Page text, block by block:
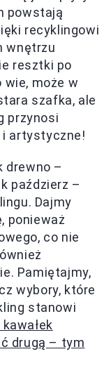
powstają
recyklingowi
wnętrzu
resztki po
może w
szafka, ale
przynosi
i artystyczne!
drewno –
paździerz –
Dajmy
ponieważ
co nie
Pamiętajmy,
wybory, które
stanowi
drugą – tym